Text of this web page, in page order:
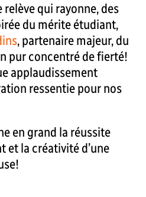
qui rayonne, des
du mérite étudiant,
, partenaire majeur, du
pur concentré de fierté!
applaudissement
ressentie pour nos
en grand la réussite
et la créativité d’une